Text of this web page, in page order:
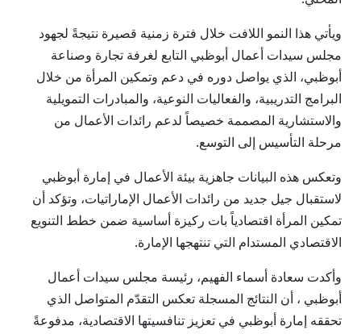
ويأتي هذا النمو اللافت خلال فترة زمنية قصيرة نتيجةً لجهود
مجلس سيدات أعمال أبوظبي التابع لغرفة تجارة وصناعة
أبوظبي، الذي يواصل دوره في دعم وتمكين المرأة من خلال
البرامج التدريبية، والفعاليات النوعية، والمبادرات التمويلية
والاستشارية المصممة خصيصاً لدعم رائدات الأعمال من
مرحلة التأسيس إلى التوسع.
وتعكس هذه البيانات جاهزية بيئة الأعمال في إمارة أبوظبي
لاستقبال جيل جديد من رائدات الأعمال الإماراتيات، وتؤكد أن
تمكين المرأة اقتصادياً بات ركيزة أساسية ضمن خطط التنويع
الاقتصادي المستدام التي تنتهجها الإمارة.
وأكدت سعادة أسماء الفهيم، رئيسة مجلس سيدات أعمال
أبوظبي ، أن النتائج المسجلة تعكس التقدّم المتواصل الذي
تحققه إمارة أبوظبي في تعزيز تنافسيتها الاقتصادية، مدفوعةً